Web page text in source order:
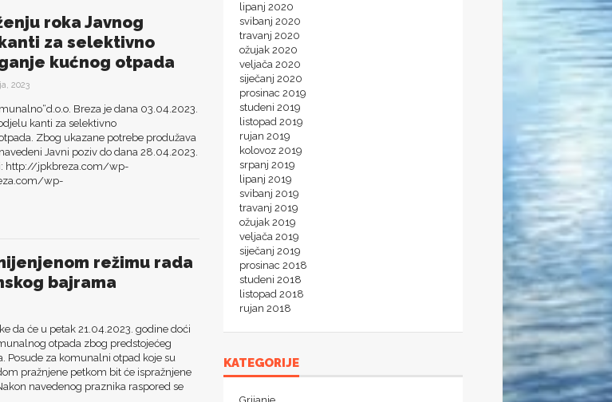
roka Javnog
za selektivno
kućnog otpada
2023
Breza je dana 03.04.2023.
kanti za selektivno
Zbog ukazane potrebe produžava
Javni poziv do dana 28.04.2023.
http://jpkbreza.com/wp-
wp-
režimu rada
bajrama
da će u petak 21.04.2023. godine doći
otpada zbog predstojećeg
Posude za komunalni otpad koje su
pražnjene petkom bit će ispražnjene
navedenog praznika raspored se
lipanj 2020
svibanj 2020
travanj 2020
ožujak 2020
veljača 2020
siječanj 2020
prosinac 2019
studeni 2019
listopad 2019
rujan 2019
kolovoz 2019
srpanj 2019
lipanj 2019
svibanj 2019
travanj 2019
ožujak 2019
veljača 2019
siječanj 2019
prosinac 2018
studeni 2018
listopad 2018
rujan 2018
KATEGORIJE